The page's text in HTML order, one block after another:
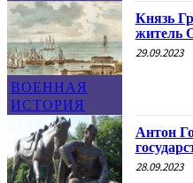
ВОЕННАЯ
ИСТОРИЯ
Князь
житель
29.09.2023
Антон
28.09.2023